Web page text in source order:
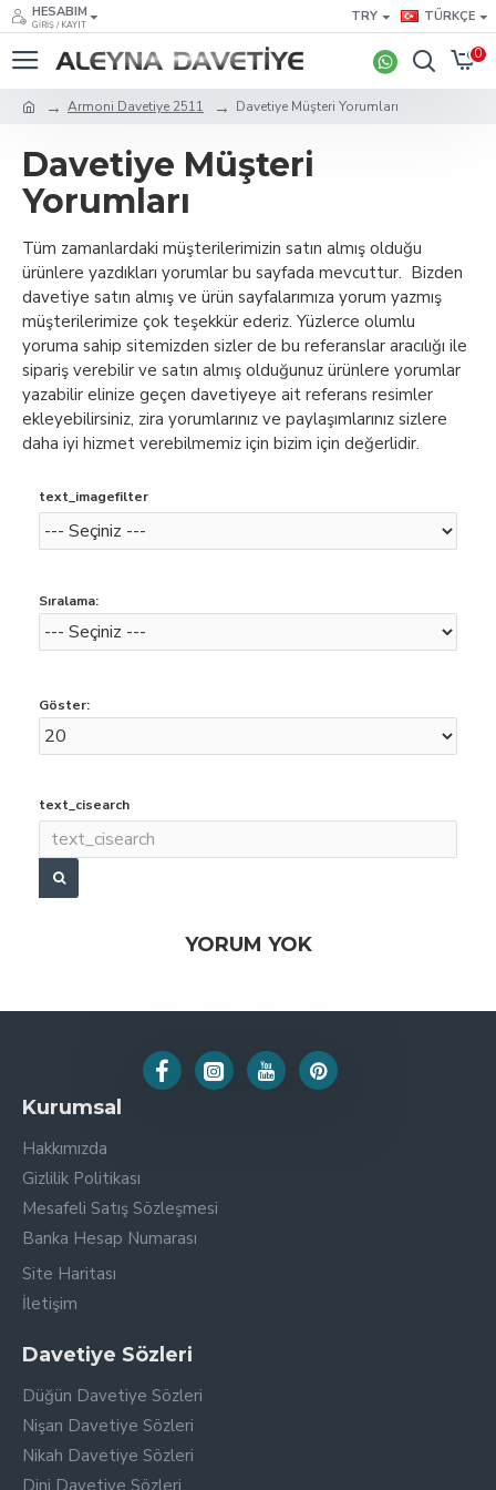
HESABIM
GIRIŞ / KAYIT
TRY TÜRKÇE
0
Armoni Davetiye 2511 Davetiye Müşteri Yorumları
Davetiye Müşteri
Yorumları
Tüm zamanlardaki müşterilerimizin satın almış olduğu
ürünlere yazdıkları yorumlar bu sayfada mevcuttur. Bizden
davetiye satın almış ve ürün sayfalarımıza yorum yazmış
müşterilerimize çok teşekkür ederiz. Yüzlerce olumlu
yoruma sahip sitemizden sizler de bu referanslar aracılığı ile
sipariş verebilir ve satın almış olduğunuz ürünlere yorumlar
yazabilir elinize geçen davetiyeye ait referans resimler
ekleyebilirsiniz, zira yorumlarınız ve paylaşımlarınız sizlere
daha iyi hizmet verebilmemiz için bizim için değerlidir.
text_imagefilter
Sıralama:
Göster:
text_cisearch
YORUM YOK
Kurumsal
Hakkımızda
Gizlilik Politikası
Mesafeli Satış Sözleşmesi
Banka Hesap Numarası
Site Haritası
İletişim
Davetiye Sözleri
Düğün Davetiye Sözleri
Nişan Davetiye Sözleri
Nikah Davetiye Sözleri